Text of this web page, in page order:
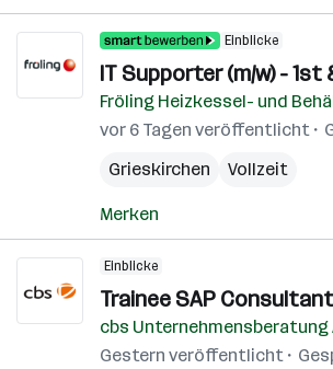
Einblicke
IT Supporter (m/w) - 1st
Fröling Heizkessel- und
vor 6 Tagen veröffentlicht
Grieskirchen
Vollzeit
Merken
Einblicke
Trainee SAP
cbs Unternehmensberatung
Gestern veröffentlicht